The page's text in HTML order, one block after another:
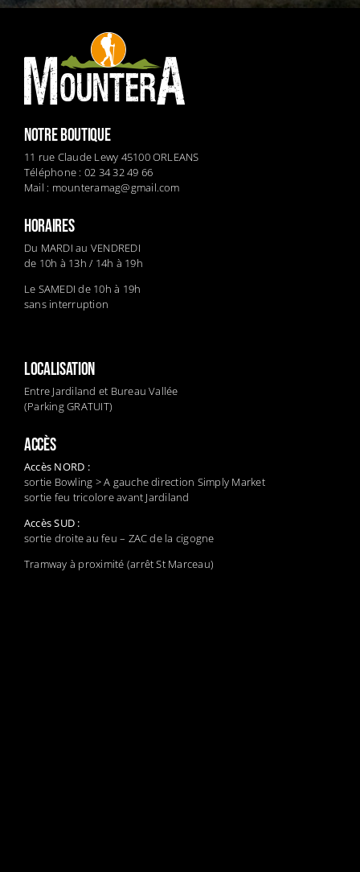
NOTRE BOUTIQUE
11 rue Claude Lewy 45100 ORLEANS
Téléphone : 02 34 32 49 66
Mail : mounteramag@gmail.com
HORAIRES
Du MARDI au VENDREDI
de 10h à 13h / 14h à 19h
Le SAMEDI de 10h à 19h
sans interruption
LOCALISATION
Entre Jardiland et Bureau Vallée
(Parking GRATUIT)
ACCÈS
Accès NORD :
sortie Bowling > A gauche direction Simply Market
sortie feu tricolore avant Jardiland
Accès SUD :
sortie droite au feu – ZAC de la cigogne
Tramway à proximité (arrêt St Marceau)